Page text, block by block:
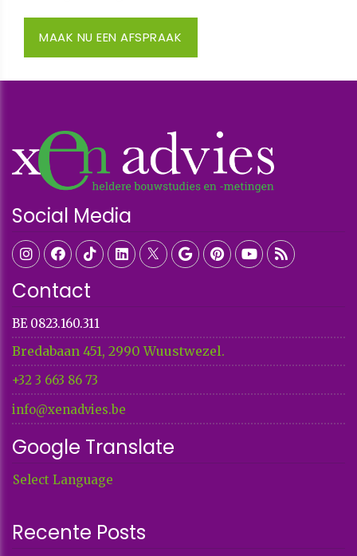
MAAK NU EEN AFSPRAAK
Social Media
Contact
BE 0823.160.311
Bredabaan 451, 2990 Wuustwezel.
+32 3 663 86 73​​​​​​​
info@xenadvies.be
Google Translate
Select Language
Recente Posts